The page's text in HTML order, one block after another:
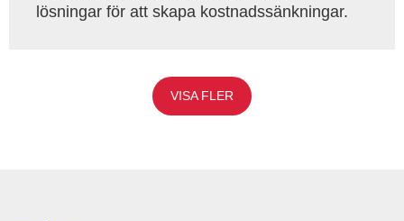
lösningar för att skapa kostnadssänkningar.
VISA FLER